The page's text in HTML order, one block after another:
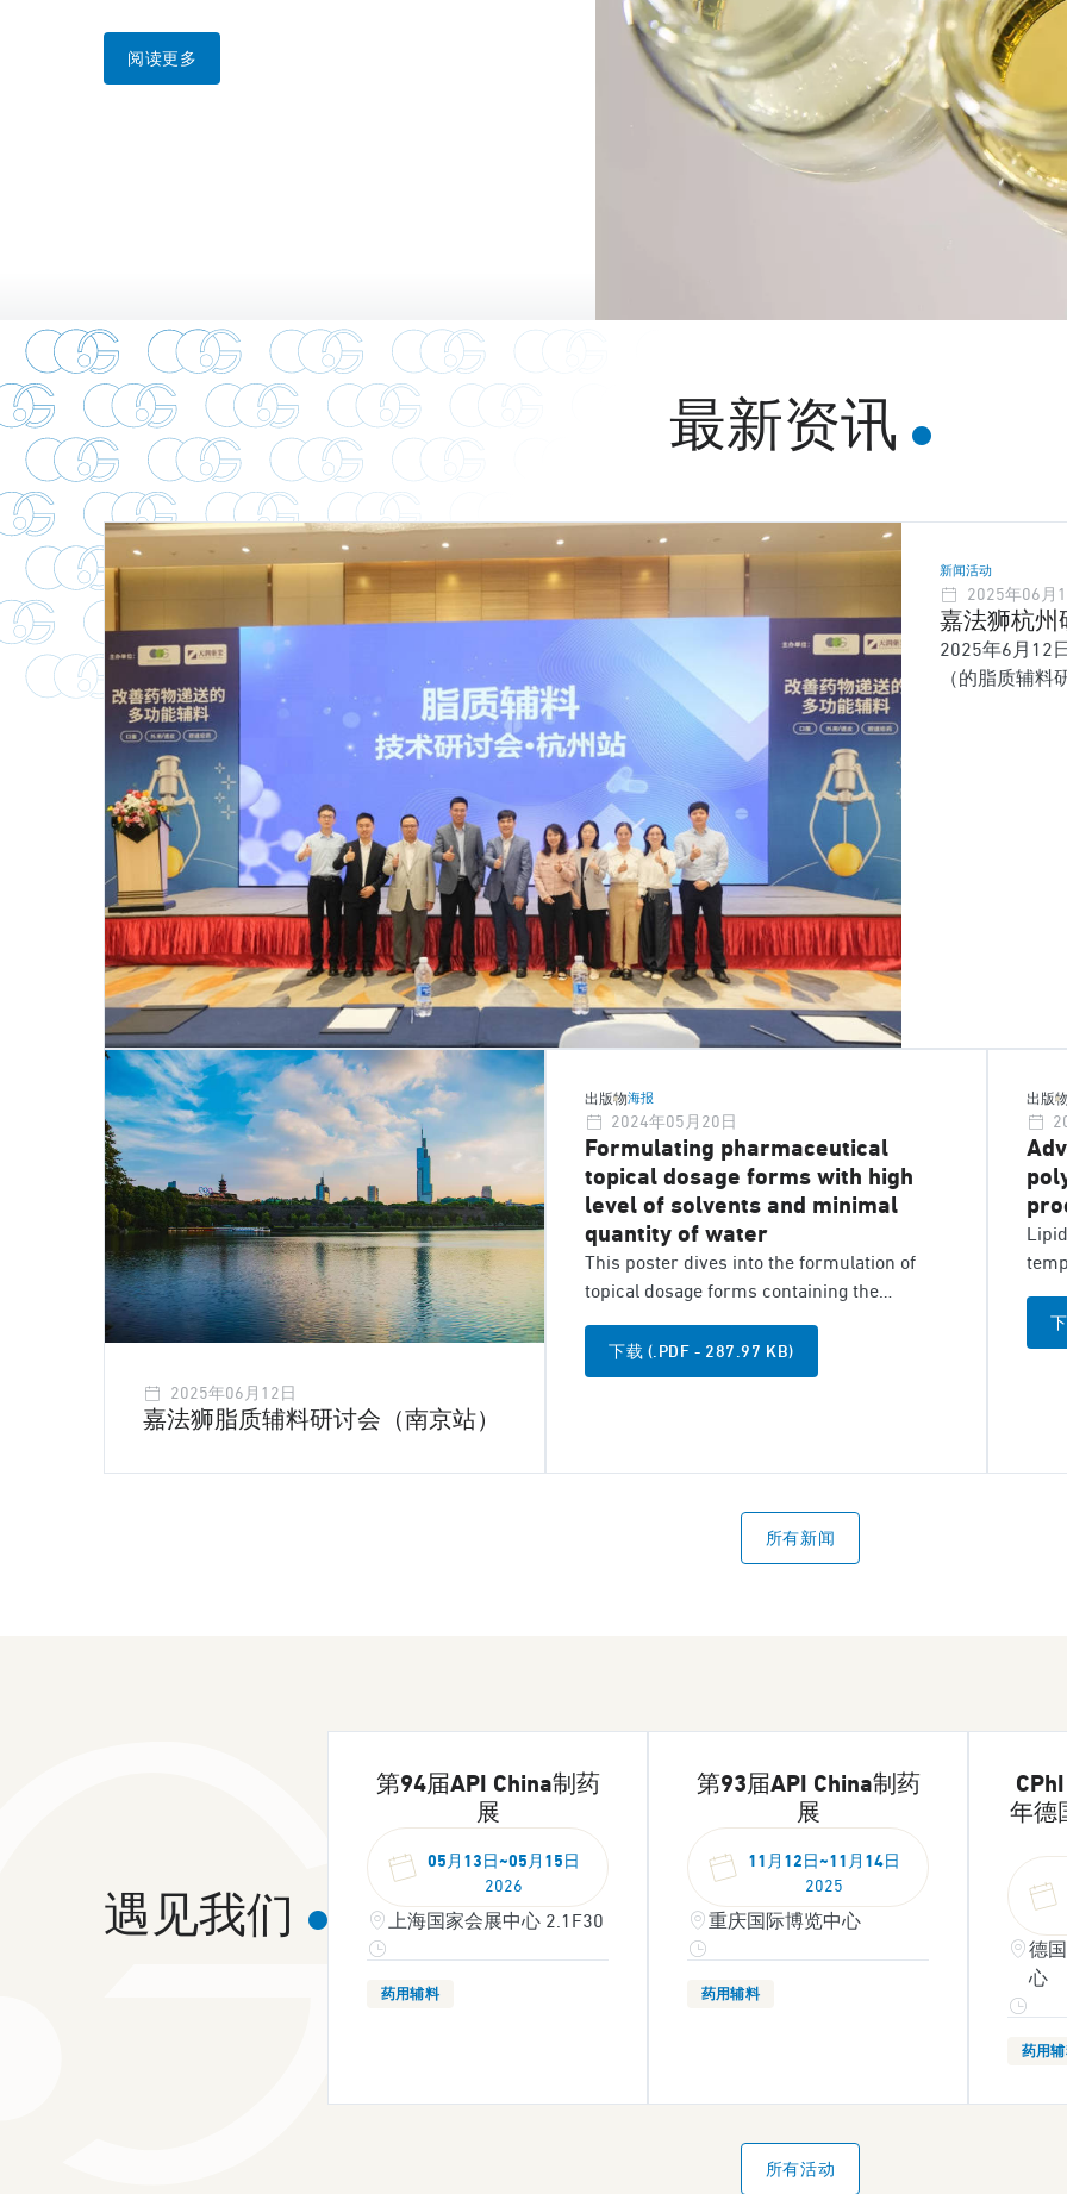
阅读更多
最新资讯
嘉法狮杭州
新闻活动
2025年06月
2025年6月12
（的脂质辅
嘉法狮脂质辅料研讨会（南京站）
2025年06月12日
Formulating pharmaceutical
topical dosage forms with high
level of solvents and minimal
quantity of water
出版物海报
2024年05月20日
This poster dives into the formulation of
topical dosage forms containing the
maximum amount of solvent and the
minimum amount of water, while ensuring
their stability upon storage.
下载 (.PDF - 287.97 KB)
出版
所有新闻
遇见我们
第94届API China制药
展
05月13日~05月15 日
2026
上海国家会展中心 2.1F30
药用辅料
第93届API China制药
展
11月12日~11月14日
2025
重庆国际博览中心
药用辅料
年德
德
心
药用
所有活动